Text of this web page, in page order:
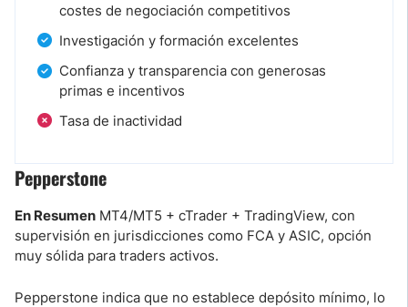
costes de negociación competitivos
Investigación y formación excelentes
Confianza y transparencia con generosas
primas e incentivos
Tasa de inactividad
Pepperstone
En Resumen MT4/MT5 + cTrader + TradingView, con
supervisión en jurisdicciones como FCA y ASIC, opción
muy sólida para traders activos.
Pepperstone indica que no establece depósito mínimo, lo